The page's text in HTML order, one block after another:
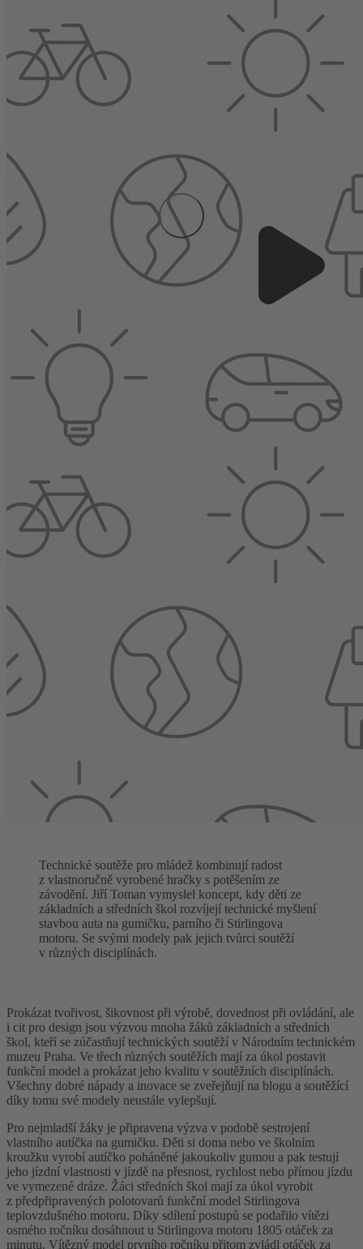
Technické soutěže pro mládež kombinují radost
z vlastnoručně vyrobené hračky s potěšením ze
závodění. Jiří Toman vymyslel koncept, kdy děti ze
základních a středních škol rozvíjejí technické myšlení
stavbou auta na gumičku, parního či Stirlingova
motoru. Se svými modely pak jejich tvůrci soutěží
v různých disciplínách.
Prokázat tvořivost, šikovnost při výrobě, dovednost při ovládání, ale
i cit pro design jsou výzvou mnoha žáků základních a středních
škol, kteří se zúčastňují technických soutěží v Národním technickém
muzeu Praha. Ve třech různých soutěžích mají za úkol postavit
funkční model a prokázat jeho kvalitu v soutěžních disciplínách.
Všechny dobré nápady a inovace se zveřejňují na blogu a soutěžící
díky tomu své modely neustále vylepšují.
Pro nejmladší žáky je připravena výzva v podobě sestrojení
vlastního autíčka na gumičku. Děti si doma nebo ve školním
kroužku vyrobí autíčko poháněné jakoukoliv gumou a pak testují
jeho jízdní vlastnosti v jízdě na přesnost, rychlost nebo přímou jízdu
ve vymezené dráze. Žáci středních škol mají za úkol vyrobit
z předpřipravených polotovarů funkční model Stirlingova
teplovzdušného motoru. Díky sdílení postupů se podařilo vítězi
osmého ročníku dosáhnout u Stirlingova motoru 1805 otáček za
minutu. Vítězný model prvního ročníku přitom zvládl otáček za